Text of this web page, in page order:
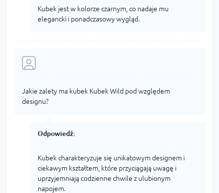
Kubek jest w kolorze czarnym, co nadaje mu
elegancki i ponadczasowy wygląd.
Jakie zalety ma kubek Kubek Wild pod względem
designu?
Odpowiedź:
Kubek charakteryzuje się unikatowym designem i
ciekawym kształtem, które przyciągają uwagę i
uprzyjemniają codzienne chwile z ulubionym
napojem.